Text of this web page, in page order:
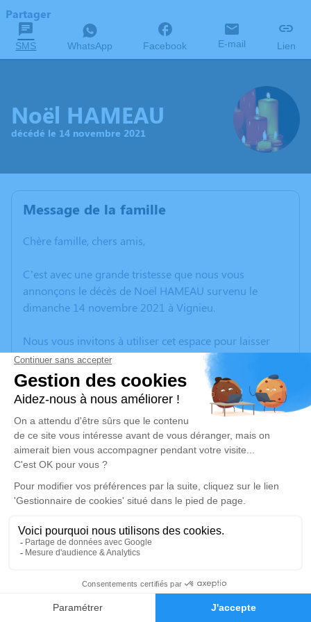
Faire-part Hommages
Partager
SMS WhatsApp Facebook E-mail Lien
Noël HAMEAU
décédé le 14 novembre 2021
Message de la famille
Chère famille, chers amis,
C’est avec une grande tristesse que nous vous
annonçons le décès de Noël HAMEAU survenu le
dimanche 14 novembre 2021 à Vignieu.
Nous vous invitons à utiliser cet espace pour laisser
vos condoléances, partager des photos souvenirs, une
anecdote ou exprimer vos pensées à travers des
poèmes ou des textes. Cet endroit est un lieu
d'expression dédié à honorer la mémoire de Noël
HAMEAU.
Un service de plantation d’arbre hommage est
disponible ici.
Je rends hommage
Cérémonie
184 BD DE L 'UNIVERSITE
69500 Bron